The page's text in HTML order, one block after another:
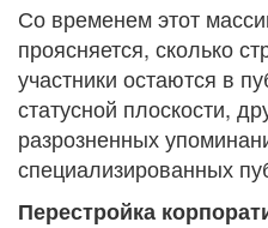
Со временем этот
проясняется, сколько
участники остаются в
статусной плоскости,
разрозненных
специализированных
Перестройка